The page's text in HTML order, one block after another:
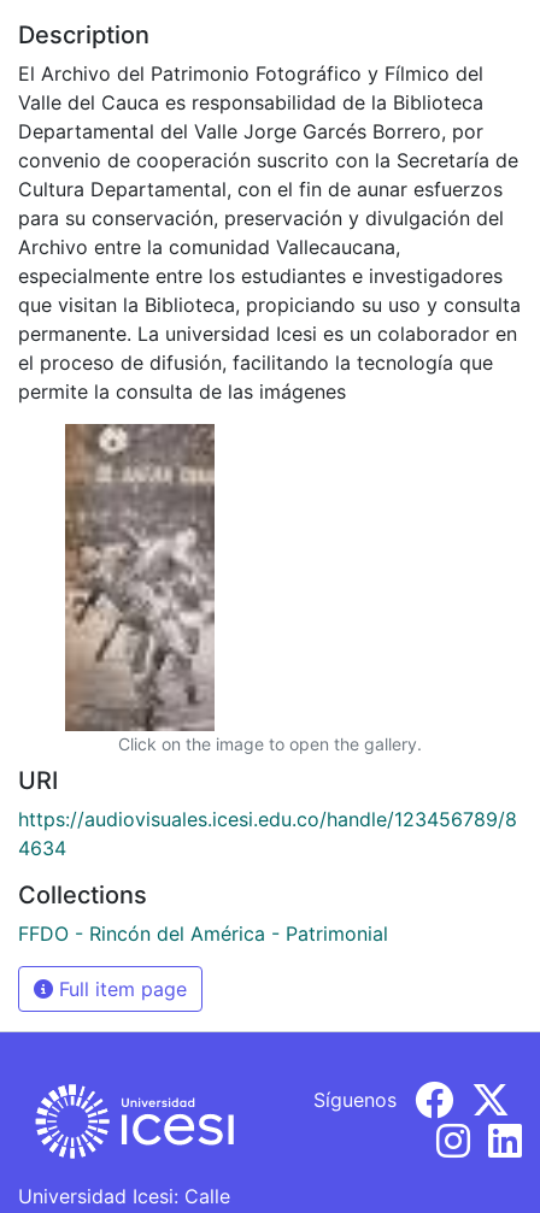
Description
El Archivo del Patrimonio Fotográfico y Fílmico del
Valle del Cauca es responsabilidad de la Biblioteca
Departamental del Valle Jorge Garcés Borrero, por
convenio de cooperación suscrito con la Secretaría de
Cultura Departamental, con el fin de aunar esfuerzos
para su conservación, preservación y divulgación del
Archivo entre la comunidad Vallecaucana,
especialmente entre los estudiantes e investigadores
que visitan la Biblioteca, propiciando su uso y consulta
permanente. La universidad Icesi es un colaborador en
el proceso de difusión, facilitando la tecnología que
permite la consulta de las imágenes
Click on the image to open the gallery.
URI
https://audiovisuales.icesi.edu.co/handle/123456789/8
4634
Collections
FFDO - Rincón del América - Patrimonial
Full item page
Universidad Icesi: Calle
Síguenos